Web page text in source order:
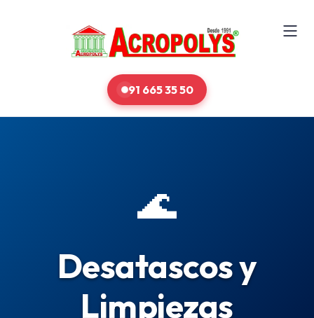
91 665 35 50
🌊
Desatascos y
Limpiezas